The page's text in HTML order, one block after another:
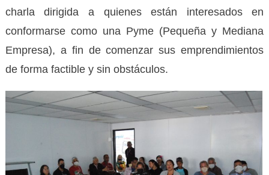
charla dirigida a quienes están interesados en
conformarse como una Pyme (Pequeña y Mediana
Empresa), a fin de comenzar sus emprendimientos
de forma factible y sin obstáculos.